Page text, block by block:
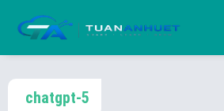
chatgpt-5